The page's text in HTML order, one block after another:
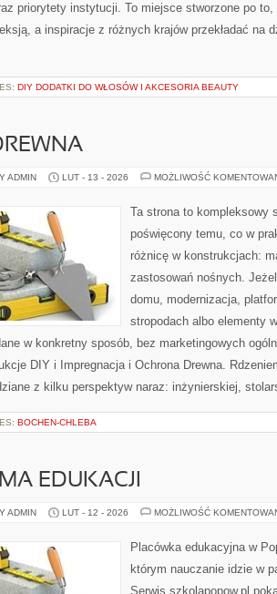
priorytety instytucji. To miejsce stworzone po to,
a inspiracje z różnych krajów przekładać na
DIY DODATKI DO WŁOSÓW I AKCESORIA BEAUTY
ADMIN LUT - 13 - 2026 MOŻLIWOŚĆ
Ta strona to kompleksowy
poświęcony temu, co w
różnicę w konstrukcjach:
zastosowań nośnych.
domu, modernizacja,
stropodach albo elementy
w konkretny sposób, bez marketingowych
DIY i Impregnacja i Ochrona Drewna.
z kilku perspektyw naraz: inżynierskiej,
BOCHEN-CHLEBA
EDUKACJI
ADMIN LUT - 12 - 2026 MOŻLIWOŚĆ
Placówka edukacyjna w
którym nauczanie idzie w
Serwis szkolapopow.pl